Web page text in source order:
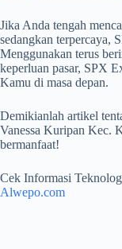
Jika Anda tengah
sedangkan terpercaya,
Menggunakan terus
keperluan pasar, SPX
Kamu di masa depan.
Demikianlah artikel
Vanessa Kuripan Kec.
bermanfaat!
Cek Informasi
Alwepo.com